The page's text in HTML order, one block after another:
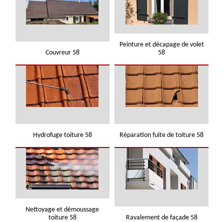
Couvreur 58
Peinture et décapage de volet
58
Hydrofuge toiture 58 Réparation fuite de toiture 58
Nettoyage et démoussage
toiture 58
Ravalement de façade 58